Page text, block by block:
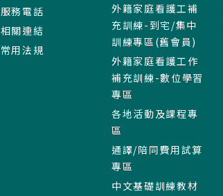
服務電話
相關連結
常用法規
外籍家庭看護工補
充訓練-到宅/集中
訓練專區(舊會員)
外籍家庭看護工作
補充訓練-數位學習
專區
各地活動及課程專
區
通譯/陪同費用試算
專區
中文基礎訓練教材